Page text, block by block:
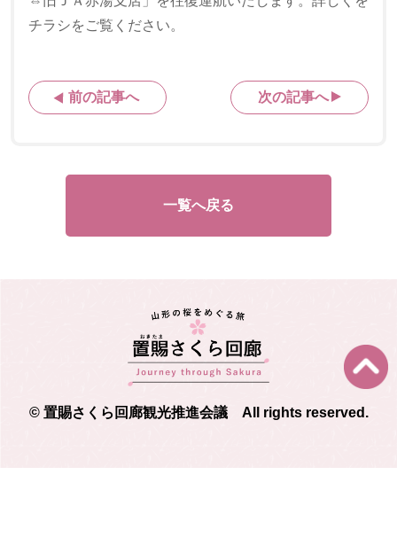
チラシをご覧ください。
前の記事へ 次の記事へ
一覧へ戻る
© 置賜さくら回廊観光推進会議 All rights reserved.